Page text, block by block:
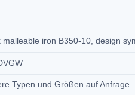
malleable iron B350-10, design
Typen und Größen auf Anfrage.